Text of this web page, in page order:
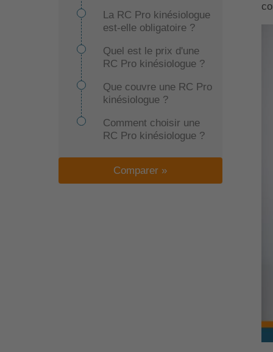
La RC Pro kinésiologue
est-elle obligatoire ?
Quel est le prix d'une
RC Pro kinésiologue ?
Que couvre une RC Pro
kinésiologue ?
Comment choisir une
RC Pro kinésiologue ?
Comparer »